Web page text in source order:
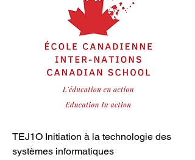
TEJ1O Initiation à la technologie des
systèmes informatiques